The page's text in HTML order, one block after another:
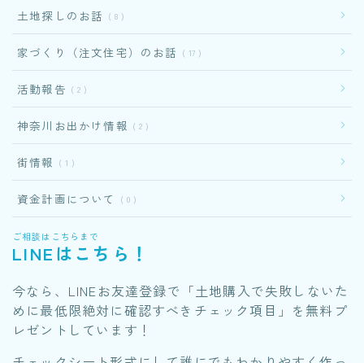
土地探しのお話 8
家づくり（注文住宅）のお話 17
活動報告 2
神奈川お出かけ情報 2
街情報 1
資金計画について 0
ご相談はこちらまで
LINEはこちら！
今なら、LINEお友達登録で「土地購入で失敗しないた
めに最低限絶対に確認すべきチェック項目」を無料プ
レゼントしています！